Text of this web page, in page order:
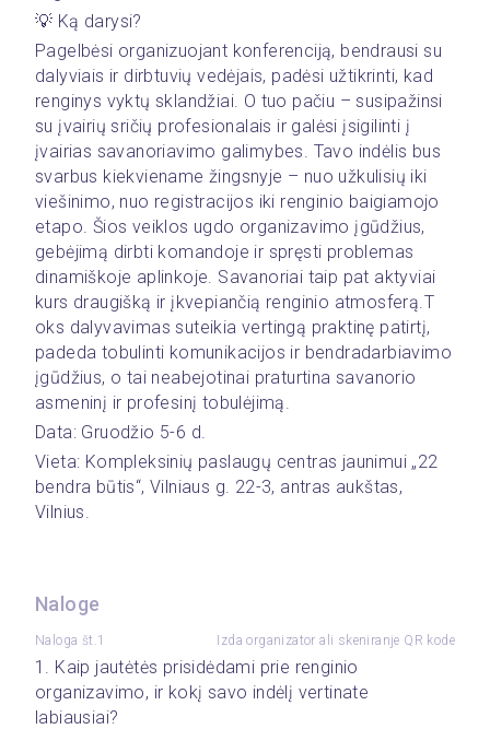
💡 Ką darysi?
Pagelbėsi organizuojant konferenciją, bendrausi su
dalyviais ir dirbtuvių vedėjais, padėsi užtikrinti, kad
renginys vyktų sklandžiai. O tuo pačiu – susipažinsi
su įvairių sričių profesionalais ir galėsi įsigilinti į
įvairias savanoriavimo galimybes. Tavo indėlis bus
svarbus kiekviename žingsnyje – nuo užkulisių iki
viešinimo, nuo registracijos iki renginio baigiamojo
etapo. Šios veiklos ugdo organizavimo įgūdžius,
gebėjimą dirbti komandoje ir spręsti problemas
dinamiškoje aplinkoje. Savanoriai taip pat aktyviai
kurs draugišką ir įkvepiančią renginio atmosferą.T
oks dalyvavimas suteikia vertingą praktinę patirtį,
padeda tobulinti komunikacijos ir bendradarbiavimo
įgūdžius, o tai neabejotinai praturtina savanorio
asmeninį ir profesinį tobulėjimą.
Data: Gruodžio 5-6 d.
Vieta: Kompleksinių paslaugų centras jaunimui „22
bendra būtis“, Vilniaus g. 22-3, antras aukštas,
Vilnius.
Naloge
Naloga št.1 Izda organizator ali skeniranje QR kode
1. Kaip jautėtės prisidėdami prie renginio
organizavimo, ir kokį savo indėlį vertinate
labiausiai?